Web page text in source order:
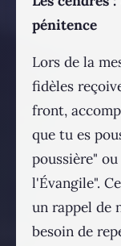
pénitence
Lors de la
fidèles
front,
que tu es
poussière"
l'Évangile".
un rappel de
besoin de